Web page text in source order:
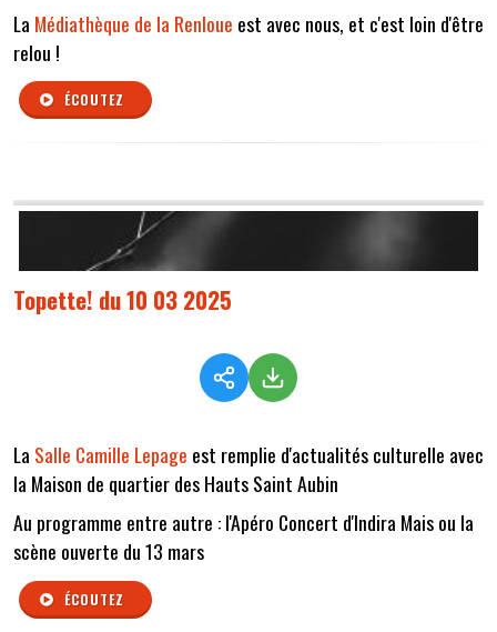
La Médiathèque de la Renloue est avec nous, et c'est loin d'être
relou !
ÉCOUTEZ
Topette! du 10 03 2025
La Salle Camille Lepage est remplie d'actualités culturelle avec
la Maison de quartier des Hauts Saint Aubin
Au programme entre autre : l'Apéro Concert d'Indira Mais ou la
scène ouverte du 13 mars
ÉCOUTEZ